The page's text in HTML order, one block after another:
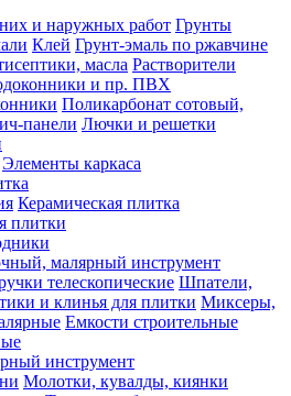
и наружных работ Грунты
Клей Грунт-эмаль по ржавчине
масла Растворители
и пр. ПВХ
Поликарбонат сотовый,
панели Лючки и решетки
Элементы каркаса
Керамическая плитка
плитки
малярный инструмент
телескопические Шпатели,
и клинья для плитки Миксеры,
Емкости строительные
инструмент
Молотки, кувалды, киянки